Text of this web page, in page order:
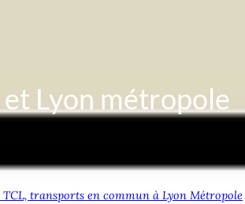
Lyon métropole
transports en commun à Lyon Métropole